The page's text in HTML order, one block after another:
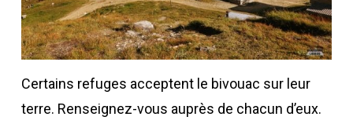
Certains refuges acceptent le bivouac sur leur
terre. Renseignez-vous auprès de chacun d’eux.